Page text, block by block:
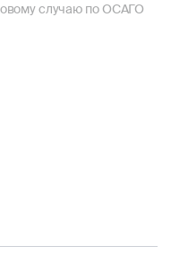
случаю по ОСАГО